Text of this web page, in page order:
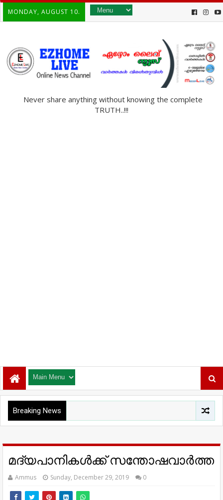
MONDAY, AUGUST 10.
Never share anything without knowing the complete
TRUTH..!!!
Breaking News
മദ്യപാനികള്‍ക്ക് സന്തോഷവാര്‍ത്ത
Ammus Sunday, December 29, 2019 0